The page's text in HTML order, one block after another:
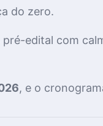
do zero.
edital com
, e o